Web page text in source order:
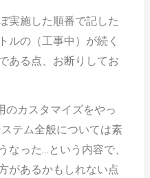
実施した順番で記した
ルの（工事中）が続く
ある点、お断りしてお
のカスタマイズをやっ
テム全般については素
なった…という内容で、
があるかもしれない点